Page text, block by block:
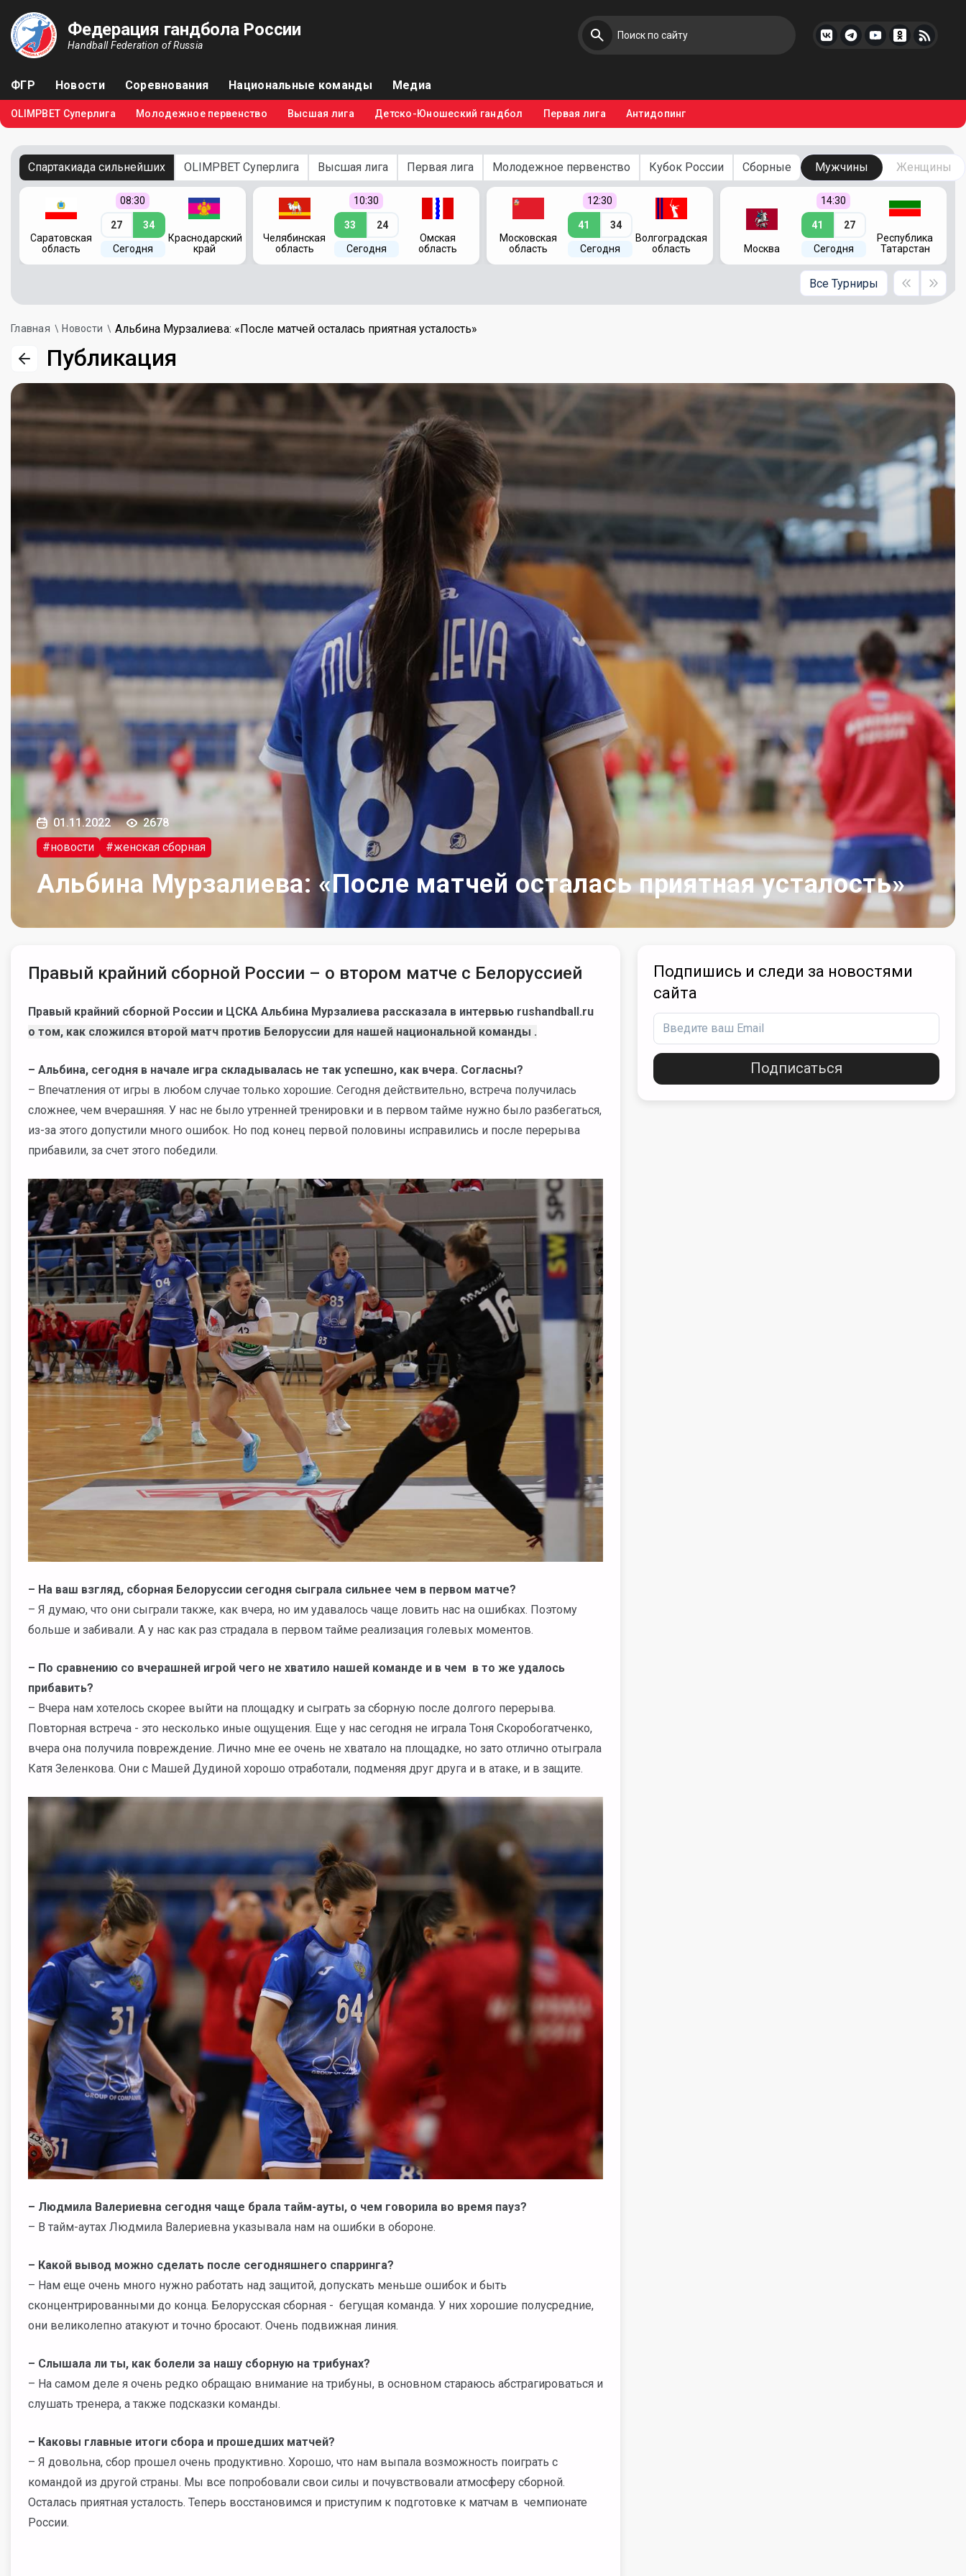
Федерация гандбола России
Handball Federation of Russia
ФГР Новости Соревнования Национальные команды Медиа
OLIMPBET Суперлига Молодежное первенство Высшая лига Детско-Юношеский гандбол Первая лига Антидопинг
Спартакиада сильнейших OLIMPBET Суперлига Высшая лига Первая лига Молодежное первенство Кубок России Сборные Мужчины Женщины
Саратовская
область
08:30
27 34
Сегодня
Краснодарский
край
Челябинская
область
10:30
33 24
Сегодня
Омская
область
Московская
область
12:30
41 34
Сегодня
Волгоградская
область
Москва
14:30
41 27
Сегодня
Республика
Татарстан
Все Турниры
Главная Новости Альбина Мурзалиева: «После матчей осталась приятная усталость»
Публикация
01.11.2022
2678
#новости
#женская сборная
Альбина Мурзалиева: «После матчей осталась приятная усталость»
Правый крайний сборной России – о втором матче с Белоруссией
Правый крайний сборной России и ЦСКА Альбина Мурзалиева рассказала в интервью rushandball.ru
о том, как сложился второй матч против Белоруссии для нашей национальной команды .
– Альбина, сегодня в начале игра складывалась не так успешно, как вчера. Согласны?
– Впечатления от игры в любом случае только хорошие. Сегодня действительно, встреча получилась
сложнее, чем вчерашняя. У нас не было утренней тренировки и в первом тайме нужно было разбегаться,
из-за этого допустили много ошибок. Но под конец первой половины исправились и после перерыва
прибавили, за счет этого победили.
– На ваш взгляд, сборная Белоруссии сегодня сыграла сильнее чем в первом матче?
– Я думаю, что они сыграли также, как вчера, но им удавалось чаще ловить нас на ошибках. Поэтому
больше и забивали. А у нас как раз страдала в первом тайме реализация голевых моментов.
– По сравнению со вчерашней игрой чего не хватило нашей команде и в чем в то же удалось
прибавить?
– Вчера нам хотелось скорее выйти на площадку и сыграть за сборную после долгого перерыва.
Повторная встреча - это несколько иные ощущения. Еще у нас сегодня не играла Тоня Скоробогатченко,
вчера она получила повреждение. Лично мне ее очень не хватало на площадке, но зато отлично отыграла
Катя Зеленкова. Они с Машей Дудиной хорошо отработали, подменяя друг друга и в атаке, и в защите.
– Людмила Валериевна сегодня чаще брала тайм-ауты, о чем говорила во время пауз?
– В тайм-аутах Людмила Валериевна указывала нам на ошибки в обороне.
– Какой вывод можно сделать после сегодняшнего спарринга?
– Нам еще очень много нужно работать над защитой, допускать меньше ошибок и быть
сконцентрированными до конца. Белорусская сборная - бегущая команда. У них хорошие полусредние,
они великолепно атакуют и точно бросают. Очень подвижная линия.
– Слышала ли ты, как болели за нашу сборную на трибунах?
– На самом деле я очень редко обращаю внимание на трибуны, в основном стараюсь абстрагироваться и
слушать тренера, а также подсказки команды.
– Каковы главные итоги сбора и прошедших матчей?
– Я довольна, сбор прошел очень продуктивно. Хорошо, что нам выпала возможность поиграть с
командой из другой страны. Мы все попробовали свои силы и почувствовали атмосферу сборной.
Осталась приятная усталость. Теперь восстановимся и приступим к подготовке к матчам в чемпионате
России.
Подпишись и следи за новостями
сайта
Подписаться